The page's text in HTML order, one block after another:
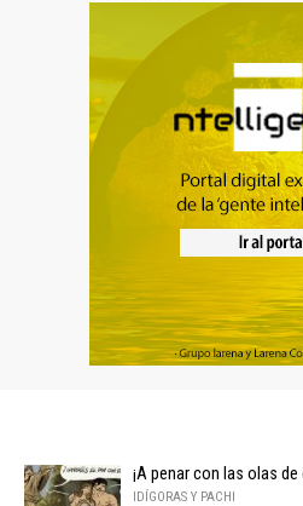
¡A penar con las olas
IDÍGORAS Y PACHI